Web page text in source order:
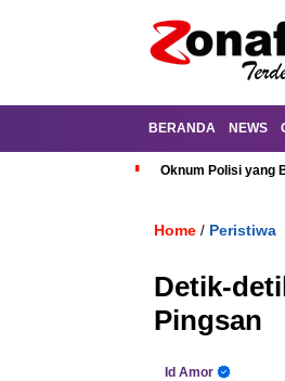
BERANDA NEWS
Oknum Polisi yang
Home / Peristiwa
Detik-
Pingsan
Id Amor